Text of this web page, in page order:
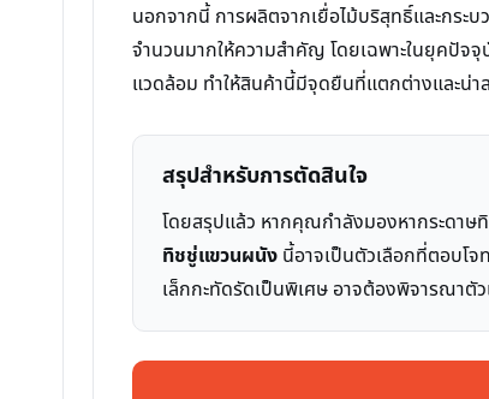
นอกจากนี้ การผลิตจากเยื่อไม้บริสุทธิ์และกร
จำนวนมากให้ความสำคัญ โดยเฉพาะในยุคปั
แวดล้อม ทำให้สินค้านี้มีจุดยืนที่แตกต่างและน่า
สรุปสำหรับการตัดสินใจ
โดยสรุปแล้ว หากคุณกำลังมองหากระดา
ทิชชู่แขวนผนัง นี้อาจเป็นตัวเลือกที่ตอบโ
เล็กกะทัดรัดเป็นพิเศษ อาจต้องพิจารณา